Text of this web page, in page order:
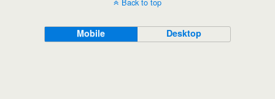
Mobile Desktop